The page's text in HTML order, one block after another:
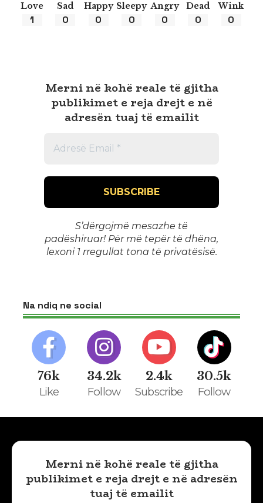
Love
1
Sad
0
Happy
0
Sleepy
0
Angry
0
Dead
0
Wink
0
Merni në kohë reale të gjitha
publikimet e reja drejt e në
adresën tuaj të emailit
S’dërgojmë mesazhe të
padëshiruar! Për më tepër të dhëna,
lexoni 1 rregullat tona të privatësisë.
Na ndiq ne social
76k
Like
34.2k
Follow
2.4k
Subscribe
30.5k
Follow
Merni në kohë reale të gjitha
publikimet e reja drejt e në adresën
tuaj të emailit